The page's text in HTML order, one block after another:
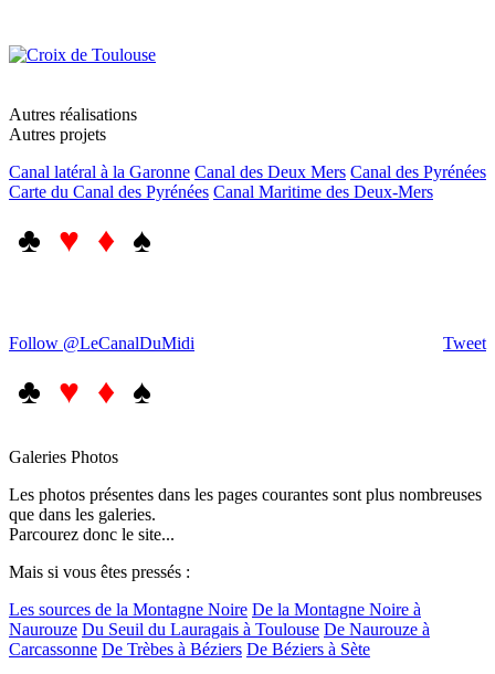
Autres réalisations
Autres projets
Canal latéral à la Garonne Canal des Deux Mers Canal des Pyrénées
Carte du Canal des Pyrénées Canal Maritime des Deux-Mers
♣ ♥ ♦ ♠
Tweet
Follow @LeCanalDuMidi
♣ ♥ ♦ ♠
Galeries Photos
Les photos présentes dans les pages courantes sont plus nombreuses
que dans les galeries.
Parcourez donc le site...
Mais si vous êtes pressés :
Les sources de la Montagne Noire De la Montagne Noire à
Naurouze Du Seuil du Lauragais à Toulouse De Naurouze à
Carcassonne De Trèbes à Béziers De Béziers à Sète